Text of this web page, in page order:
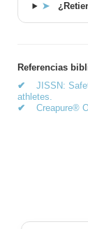
➤
Referencias
✔
JISSN:
athletes.
✔ Creapure®